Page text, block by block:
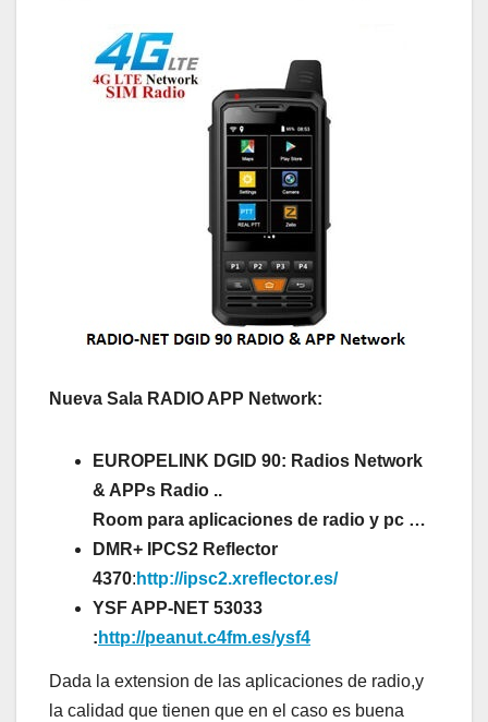
Nueva Sala RADIO APP Network:
EUROPELINK DGID 90: Radios Network
& APPs Radio ..
Room para aplicaciones de radio y pc …
DMR+ IPCS2 Reflector
4370: http://ipsc2.xreflector.es/
YSF APP-NET 53033
: http://peanut.c4fm.es/ysf4
Dada la extension de las aplicaciones de radio,y
la calidad que tienen que en el caso es buena